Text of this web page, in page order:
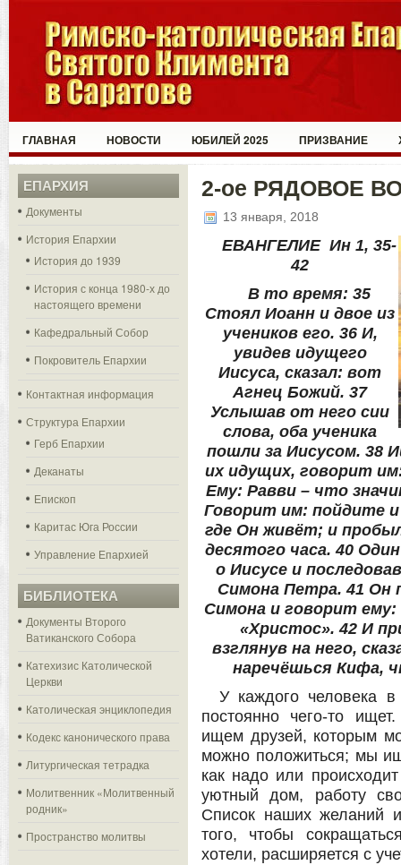
ГЛАВНАЯ НОВОСТИ ЮБИЛЕЙ 2025 ПРИЗВАНИЕ
ЕПАРХИЯ
Документы
История Епархии
История до 1939
История с конца 1980-х до
настоящего времени
Кафедральный Собор
Покровитель Епархии
Контактная информация
Структура Епархии
Герб Епархии
Деканаты
Епископ
Каритас Юга России
Управление Епархией
БИБЛИОТЕКА
Документы Второго
Ватиканского Собора
Катехизис Католической
Церкви
Католическая энциклопедия
Кодекс канонического права
Литургическая тетрадка
Молитвенник «Молитвенный
родник»
Пространство молитвы
2-ое РЯДОВОЕ
13 января, 2018
ЕВАНГЕЛИЕ Ин 1, 35-
42
В то время: 35
Стоял Иоанн и двое из
учеников его. 36 И,
увидев идущего
Иисуса, сказал: вот
Агнец Божий. 37
Услышав от него сии
слова, оба ученика
пошли за Иисусом. 38
их идущих, говорит
Ему: Равви – что
Говорит им: пойдите
где Он живёт; и
десятого часа. 40
о Иисусе и
Симона Петра. 41 Он
Симона и говорит
«Христос». 42 И
взглянув на него,
наречёшься Кифа,
У каждого человека
постоянно чего-то
ищем друзей, которым
можно положиться; мы
как надо или
уютный дом, работу
Список наших желаний
того, чтобы
хотели, расширяется с